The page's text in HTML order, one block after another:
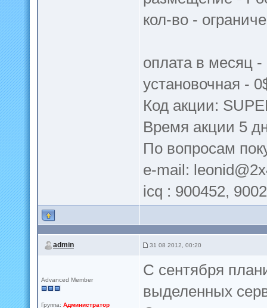
кол-во -
оплата в месяц -
установочная -
Код акции:
Время акции 5
По вопросам
e-mail:
icq : 900452,
admin 31 08 2012, 00:20
Advanced Member
Группа: Администратор
С сентября
выделенных